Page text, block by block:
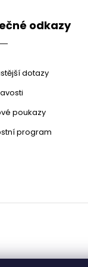
odkazy
dotazy
poukazy
program